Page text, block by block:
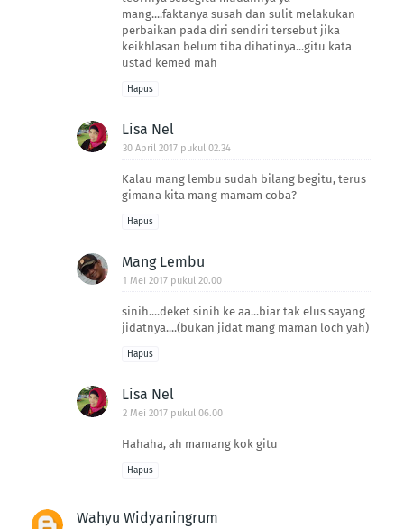
mang....faktanya susah dan sulit melakukan
perbaikan pada diri sendiri tersebut jika
keikhlasan belum tiba dihatinya...gitu kata
ustad kemed mah
Hapus
Lisa Nel
30 April 2017 pukul 02.34
Kalau mang lembu sudah bilang begitu, terus
gimana kita mang mamam coba?
Hapus
Mang Lembu
1 Mei 2017 pukul 20.00
sinih....deket sinih ke aa...biar tak elus sayang
jidatnya....(bukan jidat mang maman loch yah)
Hapus
Lisa Nel
2 Mei 2017 pukul 06.00
Hahaha, ah mamang kok gitu
Hapus
Wahyu Widyaningrum